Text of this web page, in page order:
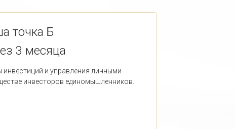
и управления личными
инвесторов единомышленников.
точка Б
3 месяца